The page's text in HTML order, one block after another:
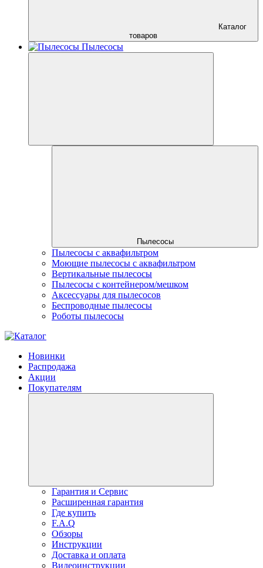
Каталог
товаров
Пылесосы
Пылесосы
Пылесосы с аквафильтром
Моющие пылесосы с аквафильтром
Вертикальные пылесосы
Пылесосы с контейнером/мешком
Аксессуары для пылесосов
Беспроводные пылесосы
Роботы пылесосы
Новинки
Распродажа
Акции
Покупателям
Гарантия и Сервис
Расширенная гарантия
Где купить
F.A.Q
Обзоры
Инструкции
Доставка и оплата
Видеоинструкции